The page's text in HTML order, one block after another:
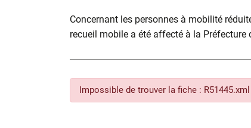
Concernant les personnes à mobilité
recueil mobile a été affecté à la Préfecture
Impossible de trouver la fiche : R51445.xml